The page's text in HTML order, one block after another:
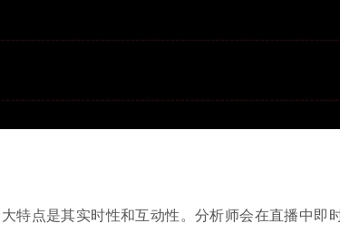
特点是其实时性和互动性。分析师会在直播中即